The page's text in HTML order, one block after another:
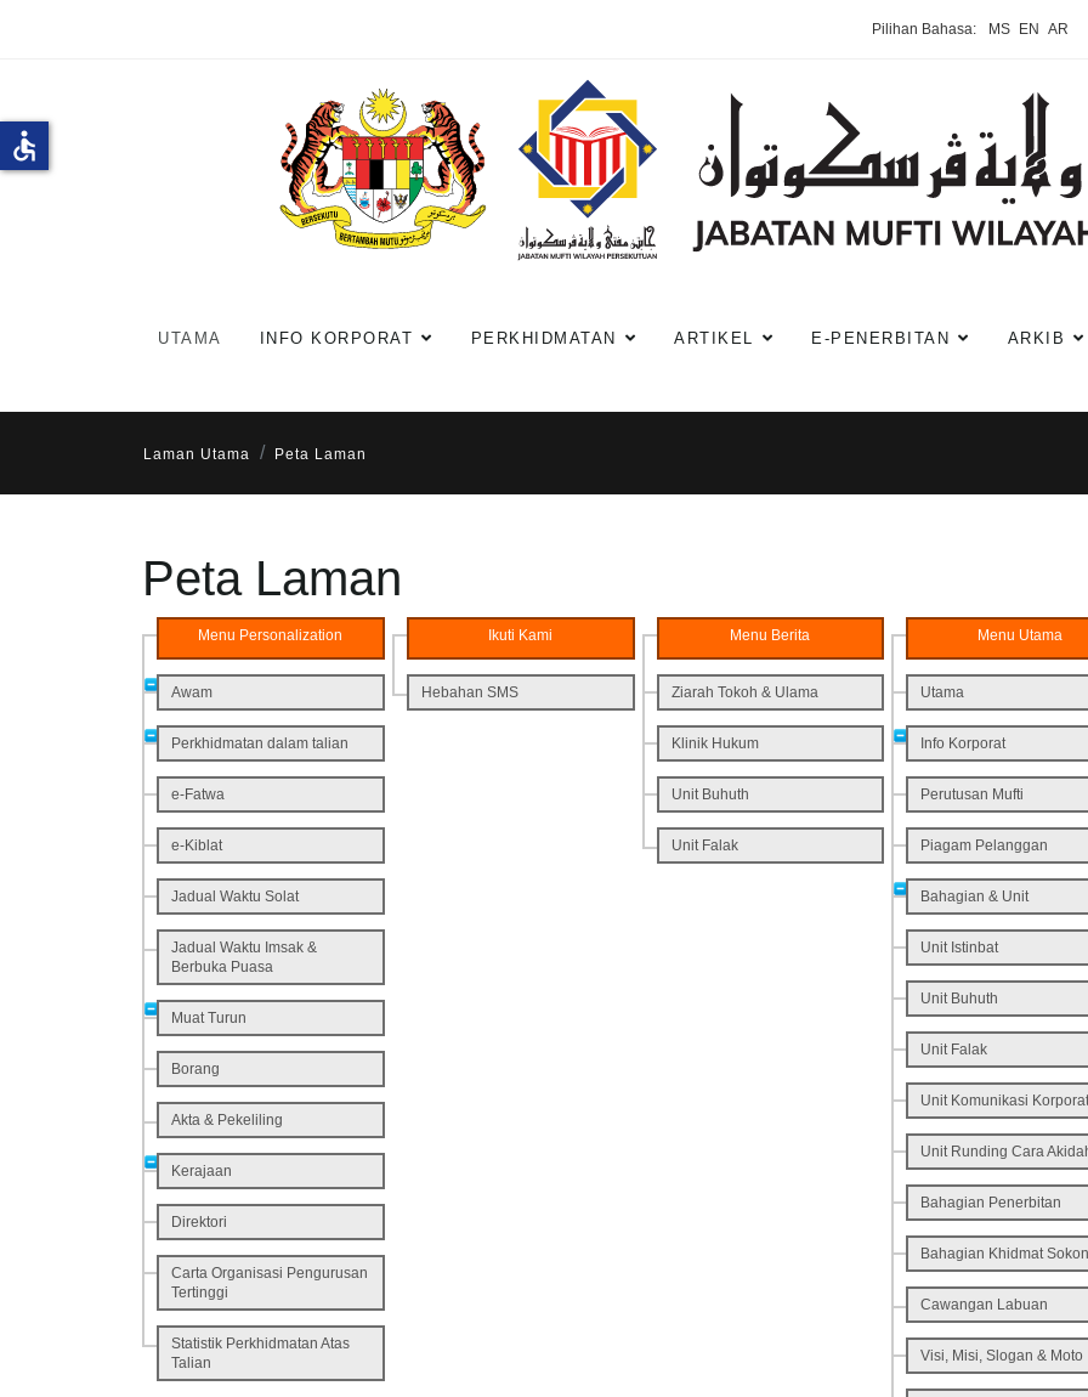
Pilihan Bahasa: MS EN AR
UTAMA INFO KORPORAT PERKHIDMATAN ARTIKEL E-PENERBITAN ARKIB
Laman Utama Peta Laman
Peta Laman
Menu Personalization
Awam
Perkhidmatan dalam talian
e-Fatwa
e-Kiblat
Jadual Waktu Solat
Jadual Waktu Imsak &
Berbuka Puasa
Muat Turun
Borang
Akta & Pekeliling
Kerajaan
Direktori
Carta Organisasi Pengurusan
Tertinggi
Statistik Perkhidmatan Atas
Talian
Ikuti Kami
Hebahan SMS
Menu Berita
Ziarah Tokoh & Ulama
Klinik Hukum
Unit Buhuth
Unit Falak
Menu Utama
Utama
Info Korporat
Perutusan Mufti
Piagam Pelanggan
Bahagian & Unit
Unit Istinbat
Unit Buhuth
Unit Falak
Unit Komunikasi
Unit Runding Cara
Bahagian Penerbitan
Bahagian Khidmat
Cawangan Labuan
Visi, Misi, Slogan & Moto
accessible